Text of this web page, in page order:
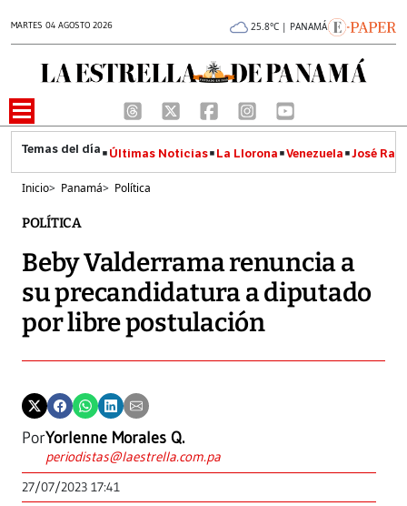
MARTES 04 AGOSTO 2026 25.8°C | PANAMÁ
Últimas Noticias La Llorona Venezuela José
Inicio> Panamá> Política
POLÍTICA
Beby Valderrama renuncia a
su precandidatura a diputado
por libre postulación
PorYorlenne Morales Q.
periodistas@laestrella.com.pa
27/07/2023 17:41